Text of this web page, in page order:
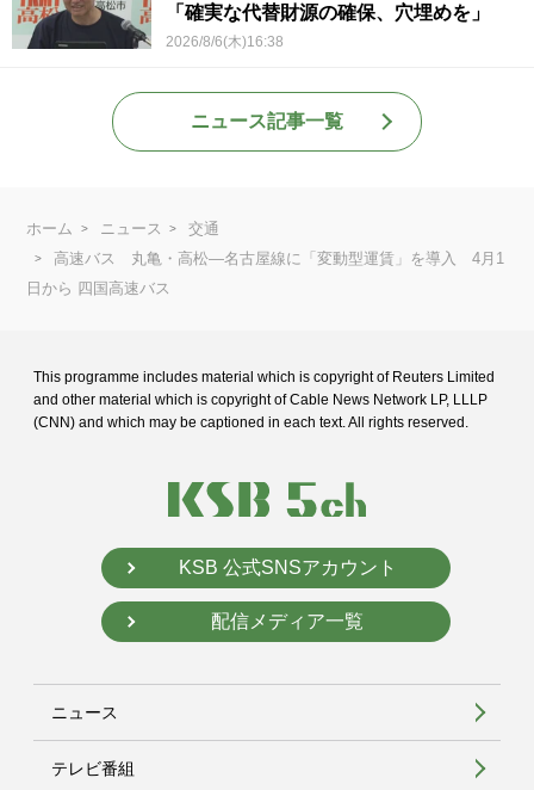
「確実な代替財源の確保、穴埋めを」
2026/8/6(木)16:38
ニュース記事一覧
ホーム ニュース
交通
高速バス 丸亀・高松―名古屋線に「変動型運賃」を導入 4月1
日から 四国高速バス
This programme includes material which is copyright of Reuters Limited
and other material which is copyright of Cable News Network LP, LLLP
(CNN) and which may be captioned in each text. All rights reserved.
KSB 公式SNSアカウント
配信メディア一覧
ニュース
テレビ番組